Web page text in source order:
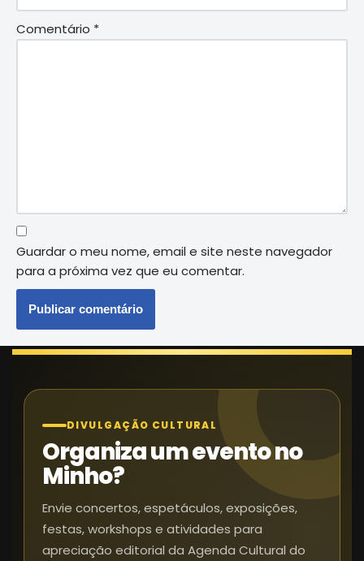
Comentário *
Guardar o meu nome, email e site neste navegador
para a próxima vez que eu comentar.
DIVULGAÇÃO CULTURAL
Organiza um evento no
Minho?
Envie concertos, espetáculos, exposições,
festas, workshops e atividades para
apreciação editorial da Agenda Cultural do